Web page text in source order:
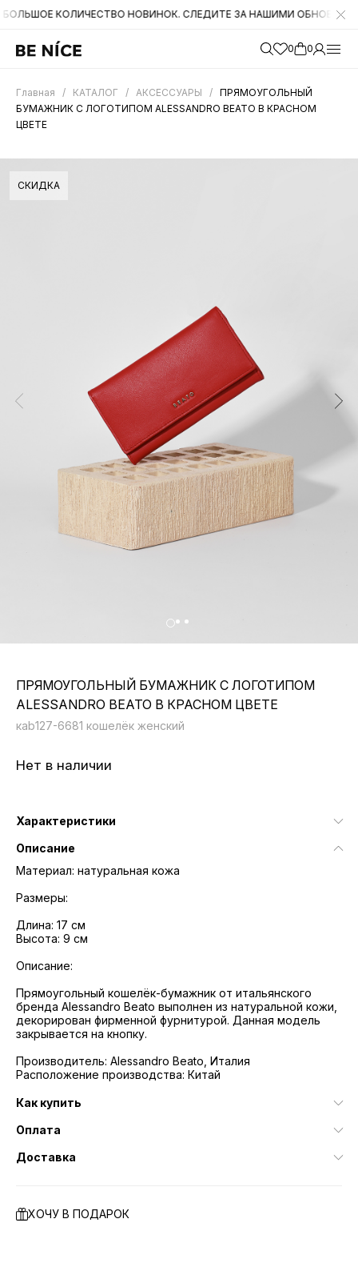
КОЛИЧЕСТВО НОВИНОК. СЛЕДИТЕ ЗА НАШИМИ ОБНОВЛЕНИЯМИ
0 0
Главная / КАТАЛОГ / АКСЕССУАРЫ / ПРЯМОУГОЛЬНЫЙ
БУМАЖНИК С ЛОГОТИПОМ ALESSANDRO BEATO В КРАСНОМ
ЦВЕТЕ
СКИДКА
ПРЯМОУГОЛЬНЫЙ БУМАЖНИК С ЛОГОТИПОМ
ALESSANDRO BEATO В КРАСНОМ ЦВЕТЕ
кab127-6681 кошелёк женский
Нет в наличии
Характеристики
Описание
Материал: натуральная кожа
Размеры:
Длина: 17 см
Высота: 9 см
Описание:
Прямоугольный кошелёк-бумажник от итальянского
бренда Alessandro Beato выполнен из натуральной кожи,
декорирован фирменной фурнитурой. Данная модель
закрывается на кнопку.
Производитель: Alessandro Beato, Италия
Расположение производства: Китай
Как купить
Оплата
Доставка
ХОЧУ В ПОДАРОК